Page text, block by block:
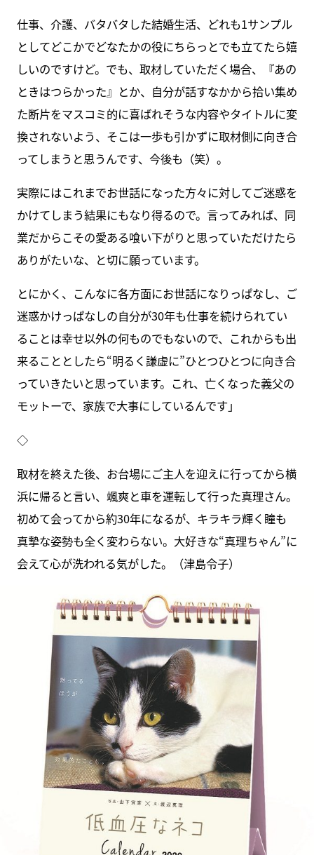
仕事、介護、バタバタした結婚生活、どれも1サンプル
としてどこかでどなたかの役にちらっとでも立てたら嬉
しいのですけど。でも、取材していただく場合、『あの
ときはつらかった』とか、自分が話すなかから拾い集め
た断片をマスコミ的に喜ばれそうな内容やタイトルに変
換されないよう、そこは一歩も引かずに取材側に向き合
ってしまうと思うんです、今後も（笑）。
実際にはこれまでお世話になった方々に対してご迷惑を
かけてしまう結果にもなり得るので。言ってみれば、同
業だからこその愛ある喰い下がりと思っていただけたら
ありがたいな、と切に願っています。
とにかく、こんなに各方面にお世話になりっぱなし、ご
迷惑かけっぱなしの自分が30年も仕事を続けられてい
ることは幸せ以外の何ものでもないので、これからも出
来ることとしたら“明るく謙虚に”ひとつひとつに向き合
っていきたいと思っています。これ、亡くなった義父の
モットーで、家族で大事にしているんです」
◇
取材を終えた後、お台場にご主人を迎えに行ってから横
浜に帰ると言い、颯爽と車を運転して行った真理さん。
初めて会ってから約30年になるが、キラキラ輝く瞳も
真摯な姿勢も全く変わらない。大好きな“真理ちゃん”に
会えて心が洗われる気がした。（津島令子）